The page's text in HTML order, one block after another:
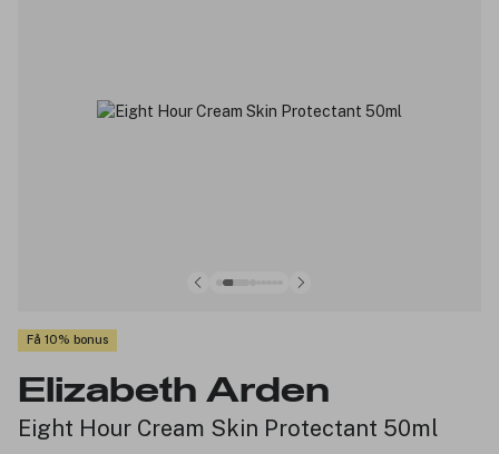
Få 10% bonus
Elizabeth Arden
Eight Hour Cream Skin Protectant 50ml